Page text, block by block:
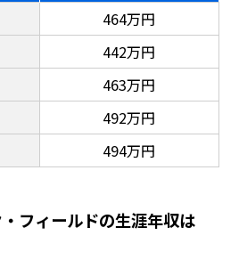
464万円
442万円
463万円
492万円
494万円
フィールドの生涯年収は